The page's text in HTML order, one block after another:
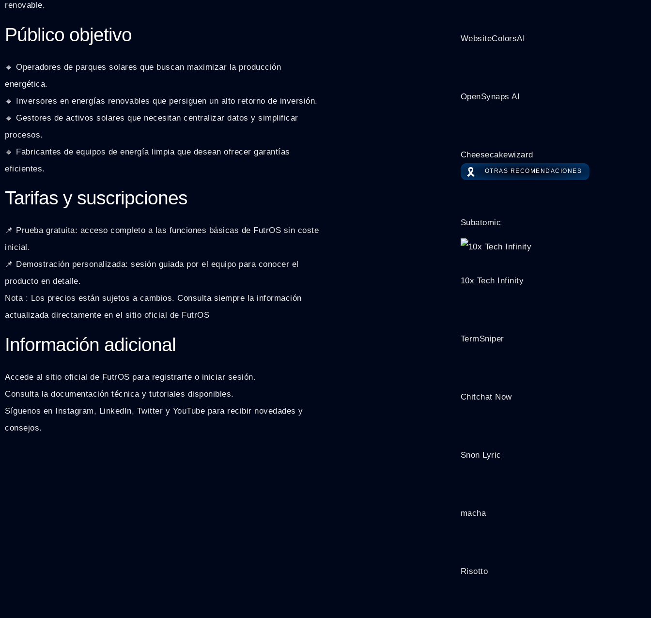
renovable.
Público objetivo
🔹 Operadores de parques solares que buscan maximizar la producción
energética.
🔹 Inversores en energías renovables que persiguen un alto retorno de inversión.
🔹 Gestores de activos solares que necesitan centralizar datos y simplificar
procesos.
🔹 Fabricantes de equipos de energía limpia que desean ofrecer garantías
eficientes.
Tarifas y suscripciones
📌 Prueba gratuita: acceso completo a las funciones básicas de FutrOS sin coste
inicial.
📌 Demostración personalizada: sesión guiada por el equipo para conocer el
producto en detalle.
Nota : Los precios están sujetos a cambios. Consulta siempre la información
actualizada directamente en el sitio oficial de FutrOS
Información adicional
Accede al sitio oficial de FutrOS para registrarte o iniciar sesión.
Consulta la documentación técnica y tutoriales disponibles.
Síguenos en Instagram, LinkedIn, Twitter y YouTube para recibir novedades y
consejos.
WebsiteColorsAI
OpenSynaps AI
Cheesecakewizard
🎗️ OTRAS RECOMENDACIONES
Subatomic
10x Tech Infinity
TermSniper
Chitchat Now
Snon Lyric
macha
Risotto